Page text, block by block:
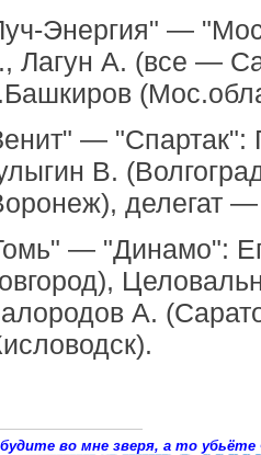
Энергия" —
Лагун А. (все —
— "Спартак":
В.
делегат
— "Динамо":
А.
во мне зверя, а то убьёте